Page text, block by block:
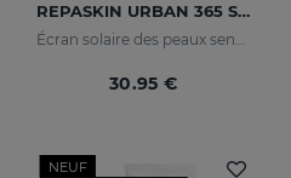
REPASKIN URBAN 365 Sensitive SPF50+
Écran solaire des peaux sensibles pour le visage
30.95 €
NEUF